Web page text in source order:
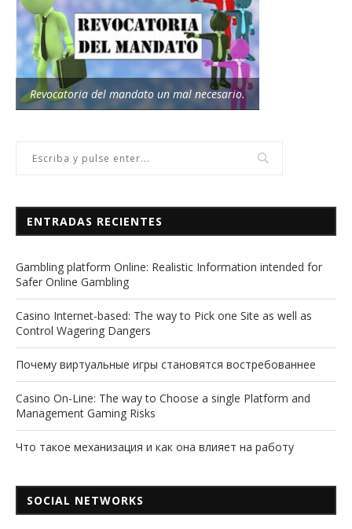
Revocatoria del mandato un mal necesario.
ENTRADAS RECIENTES
Gambling platform Online: Realistic Information intended for
Safer Online Gambling
Casino Internet-based: The way to Pick one Site as well as
Control Wagering Dangers
Почему виртуальные игры становятся востребованнее
Casino On-Line: The way to Choose a single Platform and
Management Gaming Risks
Что такое механизация и как она влияет на работу
SOCIAL NETWORKS